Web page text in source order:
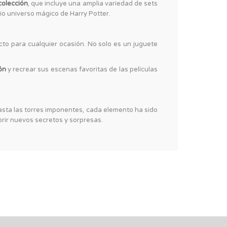
, que incluye una amplia variedad de sets
universo mágico de Harry Potter.
para cualquier ocasión. No solo es un juguete
y recrear sus escenas favoritas de las películas
las torres imponentes, cada elemento ha sido
nuevos secretos y sorpresas.